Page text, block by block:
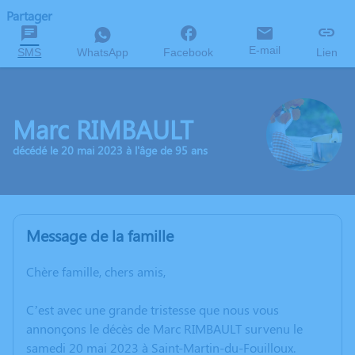
Partager
SMS WhatsApp Facebook E-mail Lien
Marc RIMBAULT
décédé le 20 mai 2023 à l'âge de 95 ans
Message de la famille
Chère famille, chers amis,
C’est avec une grande tristesse que nous vous
annonçons le décès de Marc RIMBAULT survenu le
samedi 20 mai 2023 à Saint-Martin-du-Fouilloux.